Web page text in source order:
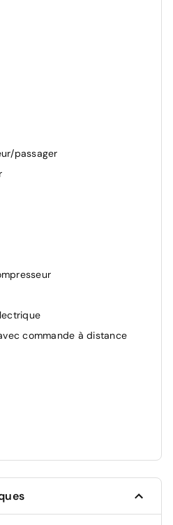
passager
ligne
de fatigue)
commande à distance